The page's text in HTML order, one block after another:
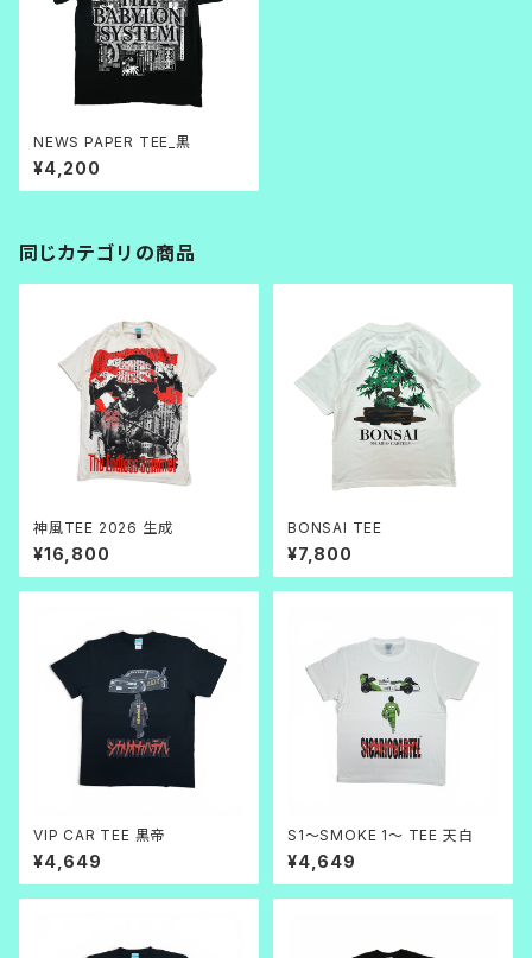
NEWS PAPER TEE_黒
¥4,200
同じカテゴリの商品
神風TEE 2026 生成
¥16,800
BONSAI TEE
¥7,800
VIP CAR TEE 黒帝
¥4,649
S1～SMOKE 1～ TEE 天白
¥4,649